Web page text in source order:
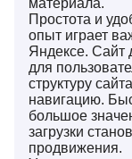
материала.
Простота и
опыт играет
Яндексе. Сайт
для
структуру
навигацию.
большое
загрузки
продвижения.